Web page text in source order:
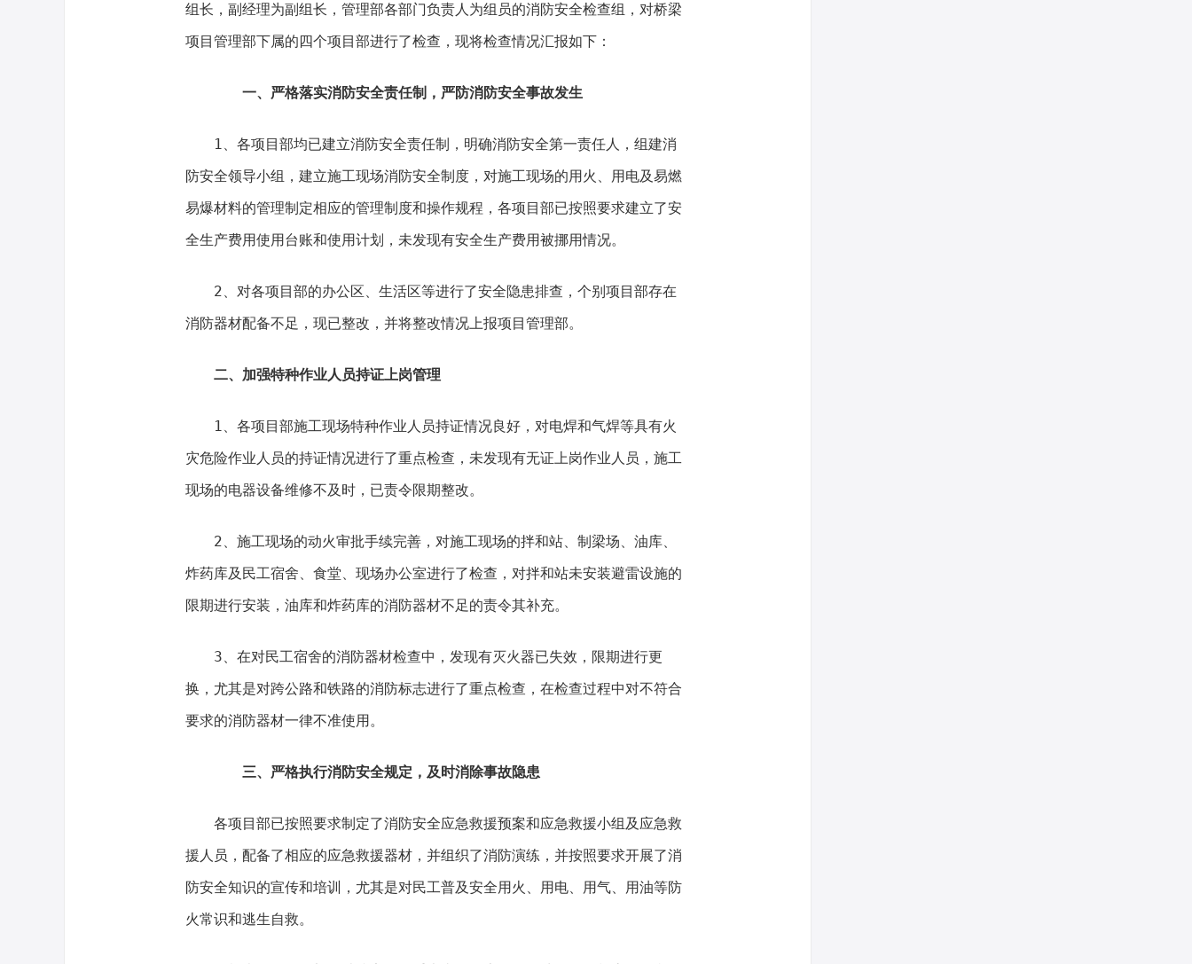
组长，副经理为副组长，管理部各部门负责人为组员的消防安全检查组，对桥梁
项目管理部下属的四个项目部进行了检查，现将检查情况汇报如下：
一、严格落实消防安全责任制，严防消防安全事故发生
1、各项目部均已建立消防安全责任制，明确消防安全第一责任人，组建消
防安全领导小组，建立施工现场消防安全制度，对施工现场的用火、用电及易燃
易爆材料的管理制定相应的管理制度和操作规程，各项目部已按照要求建立了安
全生产费用使用台账和使用计划，未发现有安全生产费用被挪用情况。
2、对各项目部的办公区、生活区等进行了安全隐患排查，个别项目部存在
消防器材配备不足，现已整改，并将整改情况上报项目管理部。
二、加强特种作业人员持证上岗管理
1、各项目部施工现场特种作业人员持证情况良好，对电焊和气焊等具有火
灾危险作业人员的持证情况进行了重点检查，未发现有无证上岗作业人员，施工
现场的电器设备维修不及时，已责令限期整改。
2、施工现场的动火审批手续完善，对施工现场的拌和站、制梁场、油库、
炸药库及民工宿舍、食堂、现场办公室进行了检查，对拌和站未安装避雷设施的
限期进行安装，油库和炸药库的消防器材不足的责令其补充。
3、在对民工宿舍的消防器材检查中，发现有灭火器已失效，限期进行更
换，尤其是对跨公路和铁路的消防标志进行了重点检查，在检查过程中对不符合
要求的消防器材一律不准使用。
三、严格执行消防安全规定，及时消除事故隐患
各项目部已按照要求制定了消防安全应急救援预案和应急救援小组及应急救
援人员，配备了相应的应急救援器材，并组织了消防演练，并按照要求开展了消
防安全知识的宣传和培训，尤其是对民工普及安全用火、用电、用气、用油等防
火常识和逃生自救。